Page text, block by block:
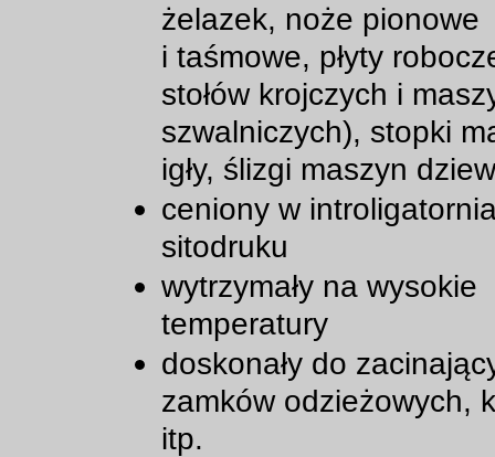
żelazek, noże pionowe
i taśmowe, płyty
stołów krojczych i
szwalniczych), stopki
igły, ślizgi maszyn
ceniony w
sitodruku
wytrzymały na wysokie
temperatury
doskonały do
zamków odzieżowych,
itp.